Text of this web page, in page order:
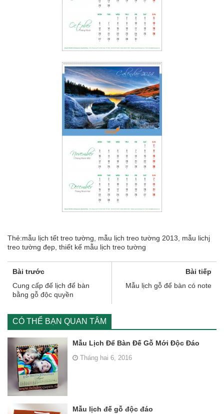
Thẻ:mẫu lịch tết treo tường mẫu lịch treo tường 2013
mẫu lichj
treo tường đẹp thiết kế mẫu lịch treo tường
Bài trước
Cung cấp đế lịch để bàn
bằng gỗ độc quyền
Bài tiếp
Mẫu lịch gỗ để bàn có note
CÓ THỂ BẠN QUAN TÂM
Mẫu Lịch Để Bàn Đế Gỗ Mới Độc Đáo
Tháng hai 6, 2016
Mẫu lịch đế gỗ độc đáo